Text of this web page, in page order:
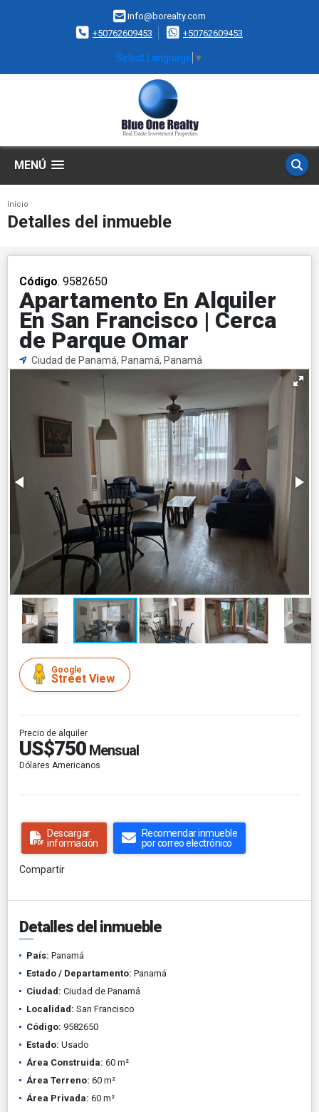
info@borealty.com
+50762609453
+50762609453
Select Language ▼
MENÚ
Inicio
Detalles del inmueble
Código. 9582650
Apartamento En Alquiler
En San Francisco | Cerca
de Parque Omar
Ciudad de Panamá, Panamá, Panamá
Google
Street View
Precio de alquiler
US$750 Mensual
Dólares Americanos
Descargar
información
Recomendar inmueble
por correo electrónico
Compartir
Detalles del inmueble
País: Panamá
Estado / Departamento: Panamá
Ciudad: Ciudad de Panamá
Localidad: San Francisco
Código: 9582650
Estado: Usado
Área Construida: 60 m²
Área Terreno: 60 m²
Área Privada: 60 m²